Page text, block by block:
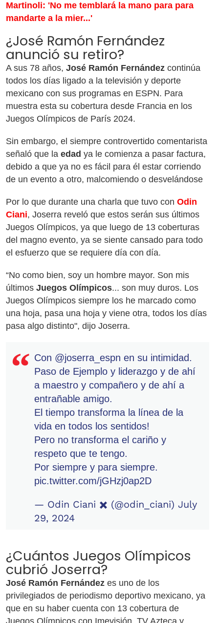
Martinoli: 'No me temblará la mano para para
mandarte a la mier...'
¿José Ramón Fernández
anunció su retiro?
A sus 78 años, José Ramón Fernández continúa
todos los días ligado a la televisión y deporte
mexicano con sus programas en ESPN. Para
muestra esta su cobertura desde Francia en los
Juegos Olímpicos de París 2024.
Sin embargo, el siempre controvertido comentarista
señaló que la edad ya le comienza a pasar factura,
debido a que ya no es fácil para él estar corriendo
de un evento a otro, malcomiendo o desvelándose
Por lo que durante una charla que tuvo con Odin
Ciani, Joserra reveló que estos serán sus últimos
Juegos Olímpicos, ya que luego de 13 coberturas
del magno evento, ya se siente cansado para todo
el esfuerzo que se requiere día con día.
“No como bien, soy un hombre mayor. Son mis
últimos Juegos Olímpicos... son muy duros. Los
Juegos Olímpicos siempre los he marcado como
una hoja, pasa una hoja y viene otra, todos los días
pasa algo distinto", dijo Joserra.
Con @joserra_espn en su intimidad.
Paso de Ejemplo y liderazgo y de ahí
a maestro y compañero y de ahí a
entrañable amigo.
El tiempo transforma la línea de la
vida en todos los sentidos!
Pero no transforma el cariño y
respeto que te tengo.
Por siempre y para siempre.
pic.twitter.com/jGHzj0ap2D
— Odin Ciani ✖️ (@odin_ciani) July
29, 2024
¿Cuántos Juegos Olímpicos
cubrió Joserra?
José Ramón Fernández es uno de los
privilegiados de periodismo deportivo mexicano, ya
que en su haber cuenta con 13 cobertura de
Juegos Olímpicos con Imevisión, TV Azteca y